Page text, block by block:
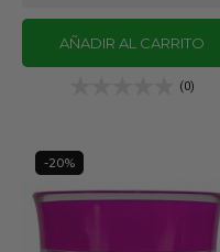
AÑADIR AL CARRITO
(0)
-20%